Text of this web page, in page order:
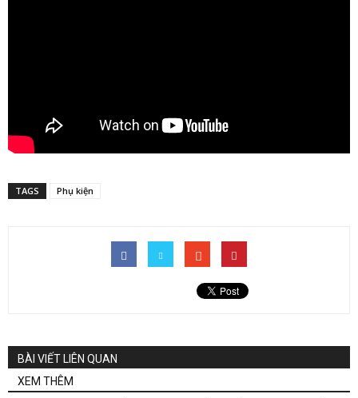
TAGS Phụ kiện
BÀI VIẾT LIÊN QUAN
XEM THÊM